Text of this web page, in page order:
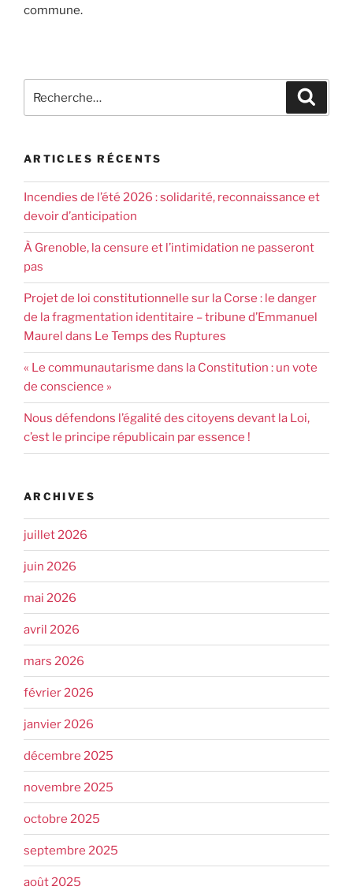
commune.
ARTICLES RÉCENTS
Incendies de l’été 2026 : solidarité, reconnaissance et
devoir d’anticipation
À Grenoble, la censure et l’intimidation ne passeront
pas
Projet de loi constitutionnelle sur la Corse : le danger
de la fragmentation identitaire – tribune d’Emmanuel
Maurel dans Le Temps des Ruptures
« Le communautarisme dans la Constitution : un vote
de conscience »
Nous défendons l’égalité des citoyens devant la Loi,
c’est le principe républicain par essence !
ARCHIVES
juillet 2026
juin 2026
mai 2026
avril 2026
mars 2026
février 2026
janvier 2026
décembre 2025
novembre 2025
octobre 2025
septembre 2025
août 2025